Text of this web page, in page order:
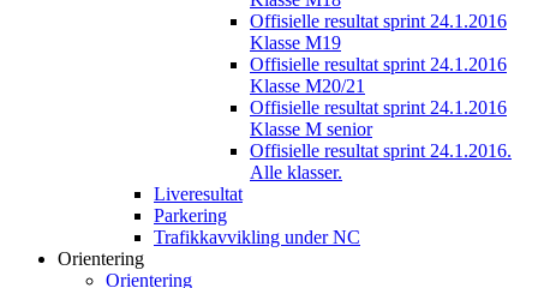
Offisielle resultat sprint 24.1.2016
Klasse M19
Offisielle resultat sprint 24.1.2016
Klasse M20/21
Offisielle resultat sprint 24.1.2016
Klasse M senior
Offisielle resultat sprint 24.1.2016.
Alle klasser.
Liveresultat
Parkering
Trafikkavvikling under NC
Orientering
Orientering